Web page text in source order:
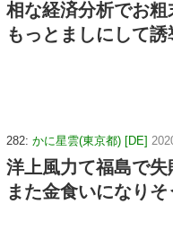
相な経済分析でお
もっとましにして誘
282: かに星雲(東京都) [DE]
洋上風力て福島で失
また金食いになりそ